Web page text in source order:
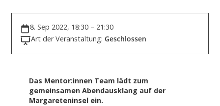
8. Sep 2022, 18:30 – 21:30
Art der Veranstaltung: Geschlossen
Das Mentor:innen Team lädt zum
gemeinsamen Abendausklang auf der
Margareteninsel ein.